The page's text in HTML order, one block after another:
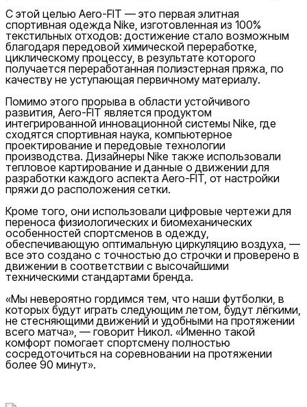
С этой целью Aero-FIT — это первая элитная
спортивная одежда Nike, изготовленная из 100%
текстильных отходов: достижение стало возможным
благодаря передовой химической переработке,
циклическому процессу, в результате которого
получается переработанная полиэстерная пряжа, по
качеству не уступающая первичному материалу.
Помимо этого прорыва в области устойчивого
развития, Aero-FIT является продуктом
интегрированной инновационной системы Nike, где
сходятся спортивная наука, компьютерное
проектирование и передовые технологии
производства. Дизайнеры Nike также использовали
тепловое картирование и данные о движении для
разработки каждого аспекта Aero-FIT, от настройки
пряжи до расположения сетки.
Кроме того, они использовали цифровые чертежи для
переноса физиологических и биомеханических
особенностей спортсменов в одежду,
обеспечивающую оптимальную циркуляцию воздуха, —
все это создано с точностью до строчки и проверено в
движении в соответствии с высочайшими
техническими стандартами бренда.
«Мы невероятно гордимся тем, что наши футболки, в
которых будут играть следующим летом, будут лёгкими,
не стесняющими движений и удобными на протяжении
всего матча», — говорит Никол. «Именно такой
комфорт помогает спортсмену полностью
сосредоточиться на соревновании на протяжении
более 90 минут».